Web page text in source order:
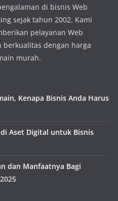
di bisnis Web
sejak tahun 2002. Kami
pelayanan Web
berkualitas dengan harga
murah.
Kenapa Bisnis Anda Harus
Aset Digital untuk Bisnis
dan Manfaatnya Bagi